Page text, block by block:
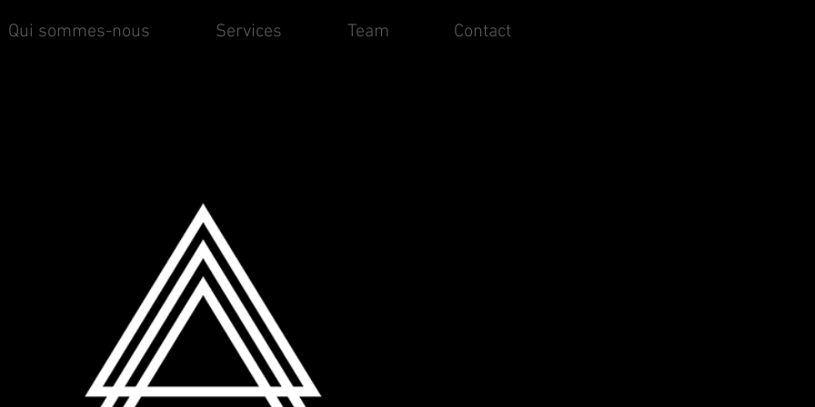
Qui sommes-nous Services Team Contact